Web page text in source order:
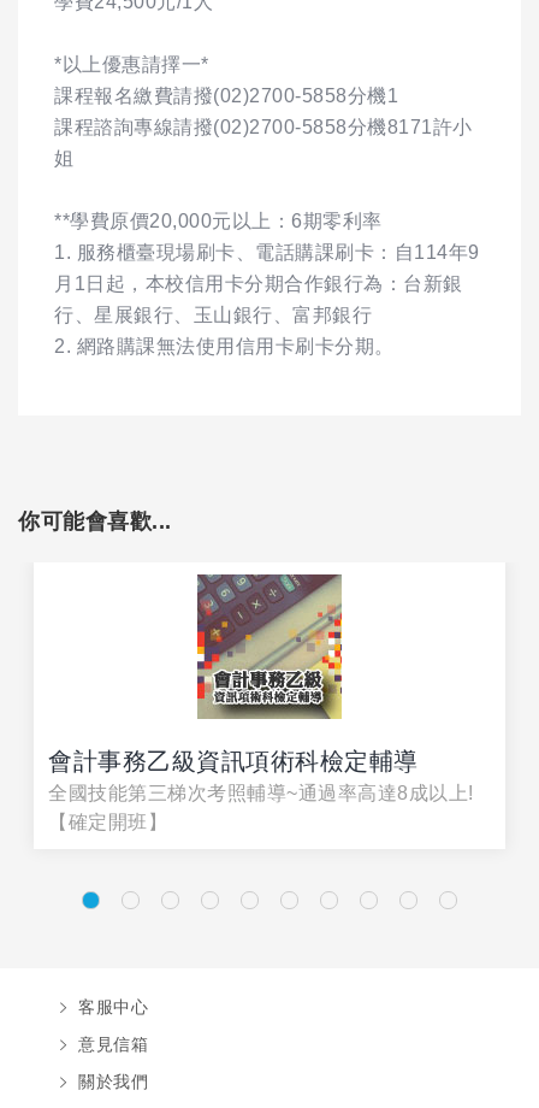
*以上優惠請擇一*
課程報名繳費請撥(02)2700-5858分機1
課程諮詢專線請撥(02)2700-5858分機8171許小
姐
**學費原價20,000元以上：6期零利率
1. 服務櫃臺現場刷卡、電話購課刷卡：自114年9
月1日起，本校信用卡分期合作銀行為：台新銀
行、星展銀行、玉山銀行、富邦銀行
2. 網路購課無法使用信用卡刷卡分期。
你可能會喜歡...
會計事務乙級資訊項術科檢定輔導
全國技能第三梯次考照輔導~通過率高達8成以上!
【確定開班】
客服中心
意見信箱
關於我們